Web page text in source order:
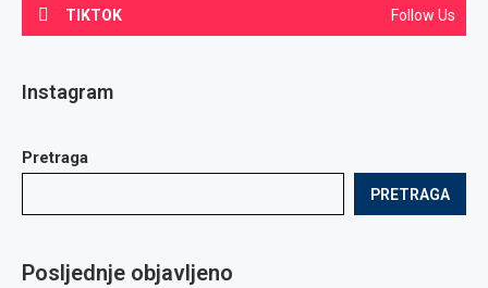
TIKTOK Follow Us
Instagram
Pretraga
PRETRAGA
Posljednje objavljeno